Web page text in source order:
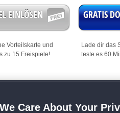
EINLÖSEN
Vorteilskarte und
zu 15 Freispiele!
GRATIS
Lade dir das
teste es 60
We Care About Your